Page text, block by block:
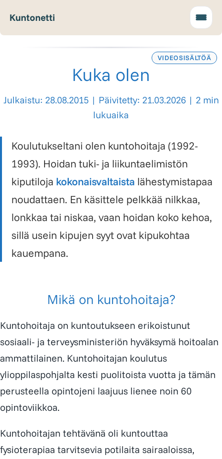
Kuntonetti
VIDEOSISÄLTÖÄ
Kuka olen
Julkaistu: 28.08.2015| Päivitetty: 21.03.2026| 2 min
lukuaika
Koulutukseltani olen kuntohoitaja (1992-
1993). Hoidan tuki- ja liikuntaelimistön
kiputiloja kokonaisvaltaista lähestymis­tapaa
noudattaen. En käsittele pelkkää nilkkaa,
lonkkaa tai niskaa, vaan hoidan koko kehoa,
sillä usein kipujen syyt ovat kipukohtaa
kauempana.
Mikä on kuntohoitaja?
Kuntohoitaja on kuntoutukseen erikoistunut
sosiaali- ja terveys­minis­teriön hyväksymä hoitoalan
ammattilainen. Kuntohoitajan koulutus
ylioppilaspohjalta kesti puolitoista vuotta ja tämän
perusteella opinto­jeni laajuus lienee noin 60
opintoviikkoa.
Kuntohoitajan tehtävänä oli kuntouttaa
fysioterapiaa tarvitsevia poti­laita sairaaloissa,